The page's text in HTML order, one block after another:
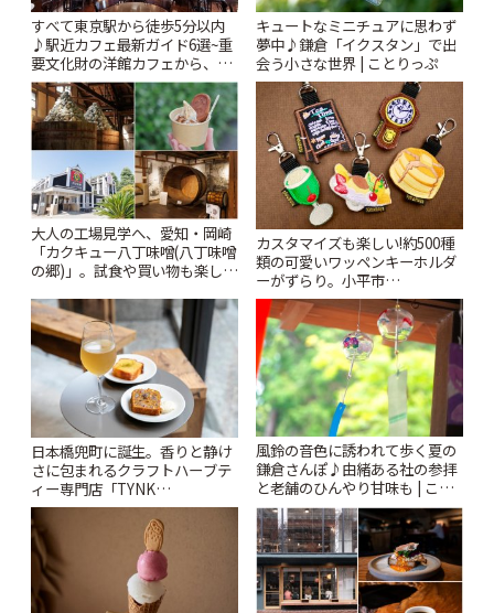
すべて東京駅から徒歩5分以内
♪駅近カフェ最新ガイド6選~重
要文化財の洋館カフェから、改
札すぐのレトロ喫茶まで~ | こと
りっぷ
キュートなミニチュアに思わず
夢中♪鎌倉「イクスタン」で出
会う小さな世界 | ことりっぷ
大人の工場見学へ、愛知・岡崎
「カクキュー八丁味噌(八丁味噌
の郷)」。試食や買い物も楽しみ
カスタマイズも楽しい!約500種
類の可愛いワッペンキーホルダ
ーがずらり。小平市
「Kimamaya T&K」 | ことりっ
ぷ
日本橋兜町に誕生。香りと静け
さに包まれるクラフトハーブテ
ィー専門店「TYNK
Kabutocho」 | ことりっぷ
風鈴の音色に誘われて歩く夏の
鎌倉さんぽ♪由緒ある社の参拝
と老舗のひんやり甘味も | こと
りっぷ